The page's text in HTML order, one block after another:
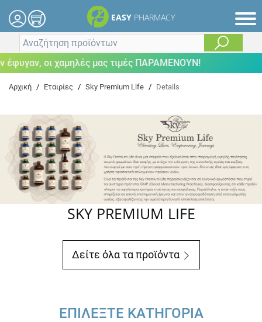
EASY PHARMACY
οι χαμηλές μας τιμές ΠΑΡΑΜΕΝΟΥΝ!
Αρχική / Εταιρίες / Sky Premium Life / Details
SKY PREMIUM LIFE
Δείτε όλα τα προϊόντα
ΕΠΙΛΈΞΤΕ ΚΑΤΗΓΟΡΊΑ